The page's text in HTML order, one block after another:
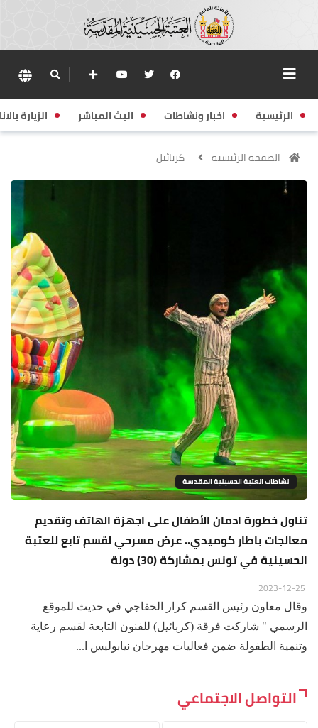
الرئيسية اخبار ونشاطات البث المباشر الزيارة
الصفحة الرئيسية كربائيل
نشاطات العتبة الحسينية المقدسة
تناول خطورة ادمان الأطفال على اجهزة الهاتف وتقديم
معالجات باطار كوميدي.. عرض مسرحي لقسم تابع للعتبة
الحسينية في تونس بمشاركة (30) دولة
وقال معاون رئيس القسم كرار الخفاجي في حديث للموقع
الرسمي " شاركت فرقة (كربائيل) للفنون التابعة لقسم رعاية
وتنمية الطفولة ضمن فعاليات مهرجان نيابوليس ا...
التواصل الاجتماعي